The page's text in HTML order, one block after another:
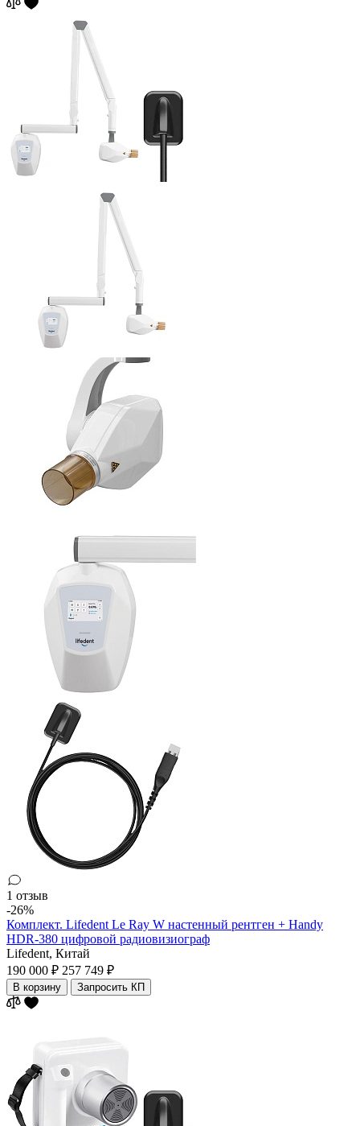
1 отзыв
-26%
Комплект. Lifedent Le Ray W настенный рентген + Handy
HDR-380 цифровой радиовизиограф
Lifedent, Китай
190 000 ₽ 257 749 ₽
В корзину Запросить КП